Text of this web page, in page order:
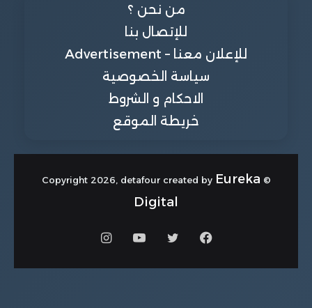
من نحن ؟
للإتصال بنا
للإعلان معنا – Advertisement
سياسة الخصوصية
الاحكام و الشروط
خريطة الموقع
© Copyright 2026, detafour created by
Eureka
Digital
فيسبوكتويتر يوتيوبانستقرام